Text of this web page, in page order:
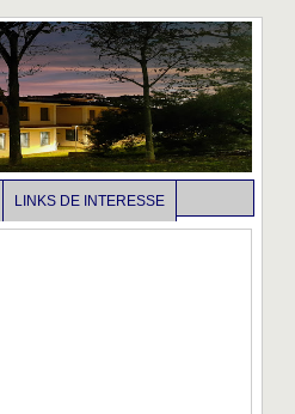
LINKS DE INTERESSE